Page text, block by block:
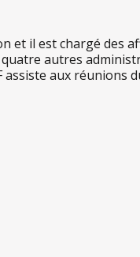
et il est chargé des
autres
aux réunions